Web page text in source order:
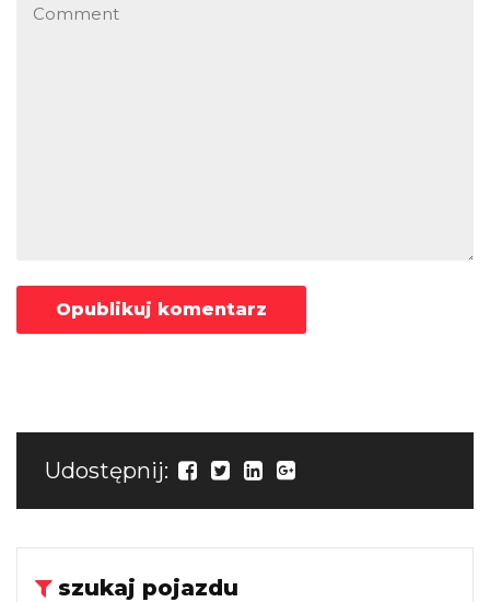
Udostępnij:
szukaj pojazdu